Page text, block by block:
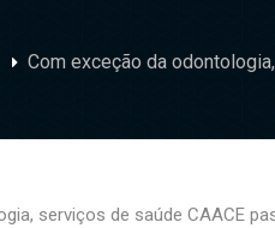
Com exceção da